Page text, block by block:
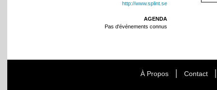
http://www.splint.se
AGENDA
Pas d'événements connus
À Propos Contact